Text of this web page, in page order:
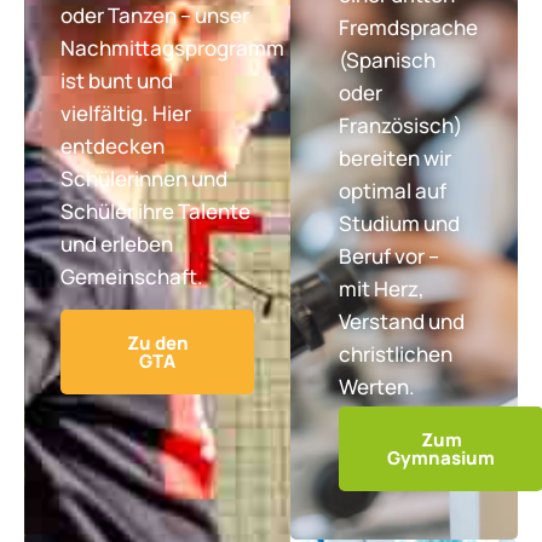
oder Tanzen – unser
Nachmittagsprogramm
ist bunt und
vielfältig. Hier
entdecken
Schülerinnen und
Schüler ihre Talente
und erleben
Gemeinschaft.
Zu den
GTA
Fremdsprache
(Spanisch
oder
Französisch)
bereiten wir
optimal auf
Studium und
Beruf vor –
mit Herz,
Verstand und
christlichen
Werten.
Zum
Gymnasium